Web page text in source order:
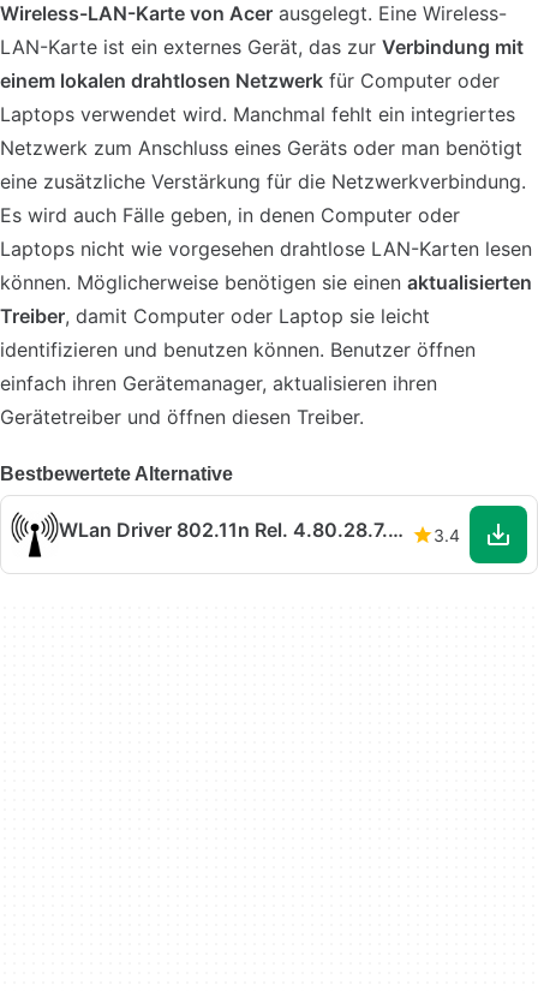
Wireless-LAN-Karte von Acer ausgelegt. Eine Wireless-
LAN-Karte ist ein externes Gerät, das zur Verbindung mit
einem lokalen drahtlosen Netzwerk für Computer oder
Laptops verwendet wird. Manchmal fehlt ein integriertes
Netzwerk zum Anschluss eines Geräts oder man benötigt
eine zusätzliche Verstärkung für die Netzwerkverbindung.
Es wird auch Fälle geben, in denen Computer oder
Laptops nicht wie vorgesehen drahtlose LAN-Karten lesen
können. Möglicherweise benötigen sie einen aktualisierten
Treiber, damit Computer oder Laptop sie leicht
identifizieren und benutzen können. Benutzer öffnen
einfach ihren Gerätemanager, aktualisieren ihren
Gerätetreiber und öffnen diesen Treiber.
Bestbewertete Alternative
WLan Driver 802.11n Rel. 4.80.28.7.zip 3.4